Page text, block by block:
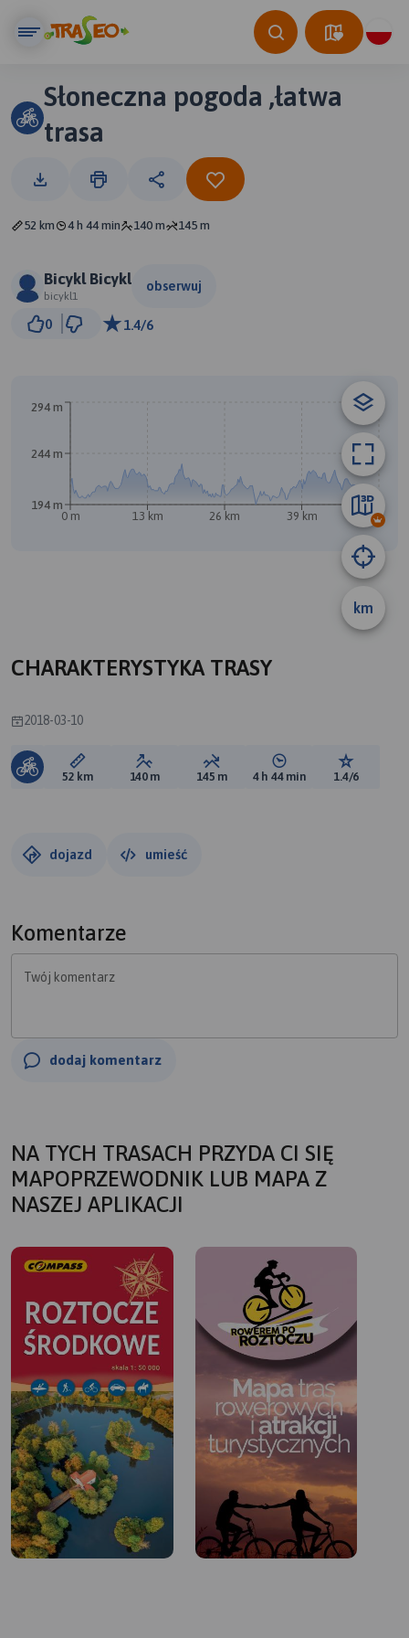
Słoneczna pogoda ,łatwa
trasa
52 km 4 h 44 min 140 m 145 m
Bicykl Bicykl
bicykl1
obserwuj
0 1.4/6
A
km
0 m 13 km 26 km 39 km 52 km
194 m
244 m
294 m
CHARAKTERYSTYKA TRASY
2018-03-10
Długość trasy:
52 km Suma przewyższeń:
140 m Suma spadków:
145 m Średni czas potrzebny
4 h 44 min Ocena
1.4/6
dojazd umieść
Komentarze
Twój komentarz
dodaj komentarz
NA TYCH TRASACH PRZYDA CI SIĘ
MAPOPRZEWODNIK LUB MAPA Z
NASZEJ APLIKACJI